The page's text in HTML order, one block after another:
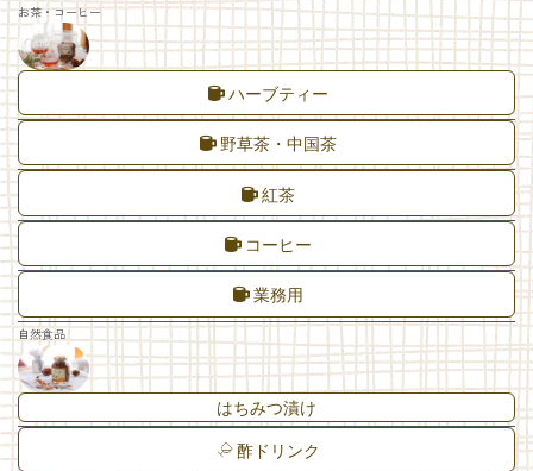
お茶・コーヒー
ハーブティー
野草茶・中国茶
紅茶
コーヒー
業務用
自然食品
はちみつ漬け
酢ドリンク